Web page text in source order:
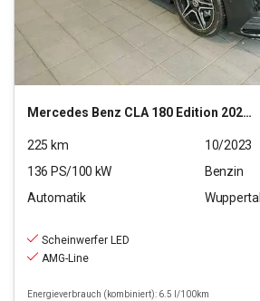
Mercedes Benz CLA 180 Edition 2022 (EURO 6d)
225 km
10/2023
136 PS/100 kW
Benzin
Automatik
Wuppertal
Scheinwerfer LED
AMG-Line
Energieverbrauch (kombiniert): 6.5 l/100km